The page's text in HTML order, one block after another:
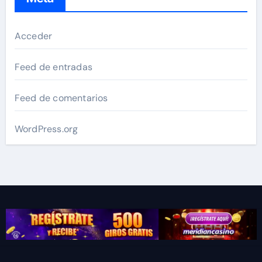
Acceder
Feed de entradas
Feed de comentarios
WordPress.org